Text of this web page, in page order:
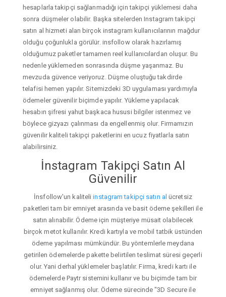
hesaplarla takipçi sağlanmadığı için takipçi yüklemesi daha
sonra düşmeler olabilir. Başka sitelerden Instagram takipçi
satın al hizmeti alan birçok instagram kullanıcılarının mağdur
olduğu çoğunlukla görülür. insfollow olarak hazırlamış
olduğumuz paketler tamamen reel kullanıcılardan oluşur. Bu
nedenle yüklemeden sonrasında düşme yaşanmaz. Bu
mevzuda güvence veriyoruz. Düşme oluştuğu takdirde
telafisi hemen yapılır. Sitemizdeki 3D uygulaması yardımıyla
ödemeler güvenilir biçimde yapılır. Yükleme yapılacak
hesabın şifresi yahut başkaca hususi bilgiler istenmez ve
böylece gizyazı çalınması da engellenmiş olur. Firmamızın
güvenilir kaliteli takipçi paketlerini en ucuz fiyatlarla satın
alabilirsiniz.
İnstagram Takipçi Satın Al
Güvenilir
İnsfollow'un kaliteliinstagram takipçi satın al ücretsiz
paketleri tam bir emniyet arasında ve basit ödeme şekilleri ile
satın alınabilir. Ödeme için müşteriye müsait olabilecek
birçok metot kullanılır. Kredi kartıyla ve mobil tatbik üstünden
ödeme yapılması mümkündür. Bu yöntemlerle meydana
getirilen ödemelerde pakette belirtilen teslimat süresi geçerli
olur. Yani derhal yüklemeler başlatılır. Firma, kredi kartı ile
ödemelerde Paytr sistemini kullanır ve bu biçimde tam bir
emniyet sağlanmış olur. Ödeme sürecinde "3D Secure ile